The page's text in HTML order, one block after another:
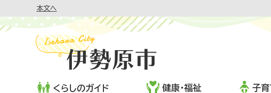
本文へ
くらしのガイド 健康・福祉 子育